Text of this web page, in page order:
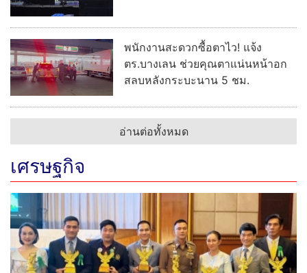
พนักงานสะดวกซื้อตาไว! แจ้ง
ตร.บางเลน ช่วยคุณตาแน่นหน้าอก
สลบหลังกระบะนาน 5 ชม.
อ่านต่อทั้งหมด
เศรษฐกิจ